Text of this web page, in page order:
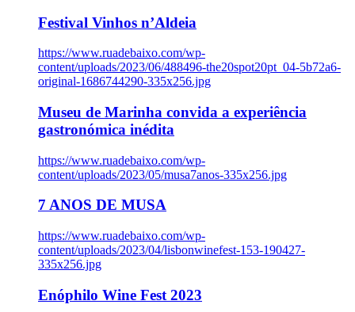
Festival Vinhos n’Aldeia
https://www.ruadebaixo.com/wp-
content/uploads/2023/06/488496-the20spot20pt_04-5b72a6-
original-1686744290-335x256.jpg
Museu de Marinha convida a experiência
gastronómica inédita
https://www.ruadebaixo.com/wp-
content/uploads/2023/05/musa7anos-335x256.jpg
7 ANOS DE MUSA
https://www.ruadebaixo.com/wp-
content/uploads/2023/04/lisbonwinefest-153-190427-
335x256.jpg
Enóphilo Wine Fest 2023